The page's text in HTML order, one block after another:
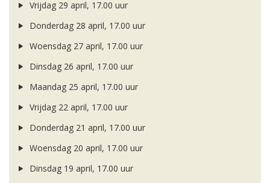
Vrijdag 29 april, 17.00 uur
Donderdag 28 april, 17.00 uur
Woensdag 27 april, 17.00 uur
Dinsdag 26 april, 17.00 uur
Maandag 25 april, 17.00 uur
Vrijdag 22 april, 17.00 uur
Donderdag 21 april, 17.00 uur
Woensdag 20 april, 17.00 uur
Dinsdag 19 april, 17.00 uur